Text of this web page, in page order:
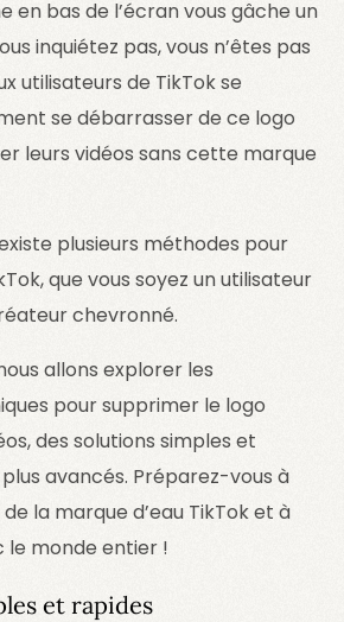
en bas de l’écran vous gâche un
inquiétez pas, vous n’êtes pas
utilisateurs de TikTok se
se débarrasser de ce logo
leurs vidéos sans cette marque
plusieurs méthodes pour
que vous soyez un utilisateur
chevronné.
allons explorer les
pour supprimer le logo
des solutions simples et
avancés. Préparez-vous à
la marque d’eau TikTok et à
le monde entier !
et rapides